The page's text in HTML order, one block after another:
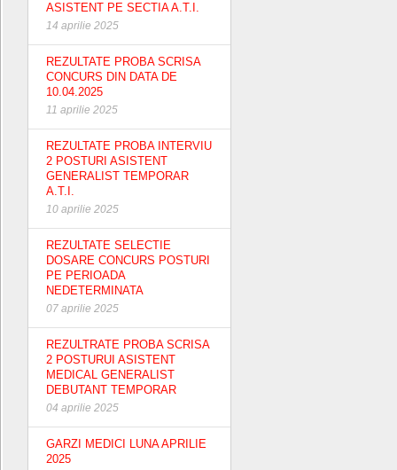
ASISTENT PE SECTIA A.T.I.
14 aprilie 2025
REZULTATE PROBA SCRISA
CONCURS DIN DATA DE
10.04.2025
11 aprilie 2025
REZULTATE PROBA INTERVIU
2 POSTURI ASISTENT
GENERALIST TEMPORAR
A.T.I.
10 aprilie 2025
REZULTATE SELECTIE
DOSARE CONCURS POSTURI
PE PERIOADA
NEDETERMINATA
07 aprilie 2025
REZULTRATE PROBA SCRISA
2 POSTURUI ASISTENT
MEDICAL GENERALIST
DEBUTANT TEMPORAR
04 aprilie 2025
GARZI MEDICI LUNA APRILIE
2025